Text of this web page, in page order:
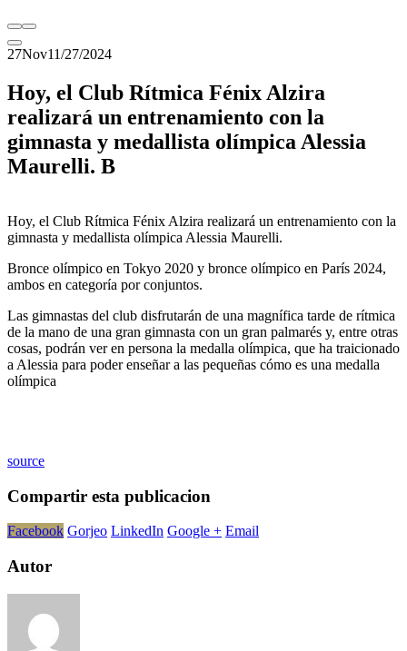
27Nov11/27/2024
Hoy, el Club Rítmica Fénix Alzira
realizará un entrenamiento con la
gimnasta y medallista olímpica Alessia
Maurelli. B
Hoy, el Club Rítmica Fénix Alzira realizará un entrenamiento con la
gimnasta y medallista olímpica Alessia Maurelli.
Bronce olímpico en Tokyo 2020 y bronce olímpico en París 2024,
ambos en categoría por conjuntos.
Las gimnastas del club disfrutarán de una magnífica tarde de rítmica
de la mano de una gran gimnasta con un gran palmarés y, entre otras
cosas, podrán ver en persona la medalla olímpica, que ha traicionado
a Alessia para poder enseñar a las pequeñas cómo es una medalla
olímpica
source
Compartir esta publicacion
Facebook Gorjeo LinkedIn Google + Email
Autor